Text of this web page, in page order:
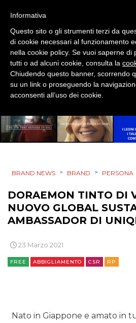
CSR
STRATEGIE
CINEMA
DIGITALE
ESTERNA
RADIO / AUDIO
DATI
BRAND NEWS > BRAND > PERSONA
DORAEMON TINTO DI
NUOVO GLOBAL
AMBASSADOR DI
23 Marzo 2021
FREE ABBIGLIAMENTO CSR RP
Nato in Giappone e amato in
Informativa
Questo sito o gli strumenti terzi da
di cookie necessari al funzionamento
nella cookie policy. Se vuoi saperne di
tutti o ad alcuni cookie, consulta la
Chiudendo questo banner, scorrendo
su un link o proseguendo la
acconsenti all’uso dei cookie.